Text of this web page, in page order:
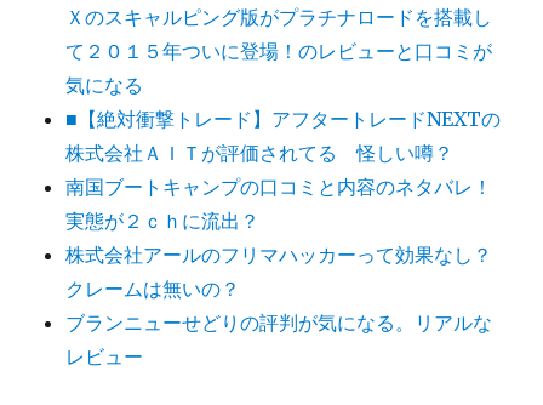
Ｘのスキャルピング版がプラチナロードを搭載し
て２０１５年ついに登場！のレビューと口コミが
気になる
■【絶対衝撃トレード】アフタートレードNEXTの
株式会社ＡＩＴが評価されてる 怪しい噂？
南国ブートキャンプの口コミと内容のネタバレ！
実態が２ｃｈに流出？
株式会社アールのフリマハッカーって効果なし？
クレームは無いの？
ブランニューせどりの評判が気になる。リアルな
レビュー